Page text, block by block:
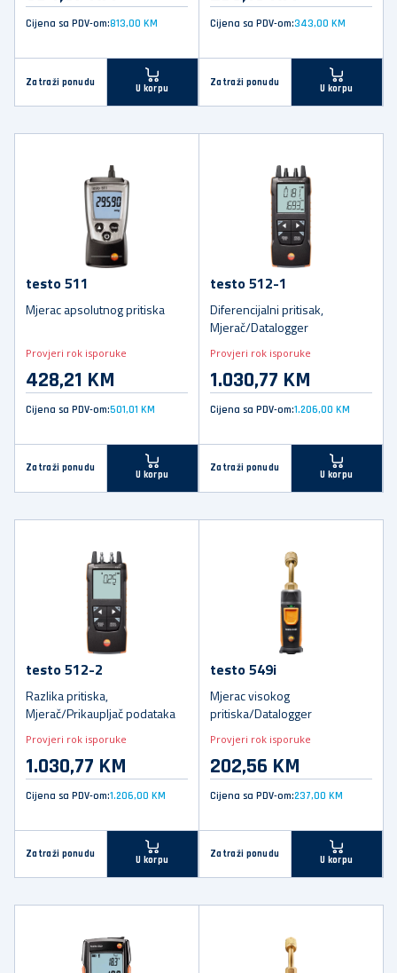
Cijena sa PDV-om:813,00 KM
Zatraži ponudu
U korpu
Cijena sa PDV-om:343,00 KM
Zatraži ponudu
U korpu
testo 511
Mjerac apsolutnog pritiska
Provjeri rok isporuke
428,21 KM
Cijena sa PDV-om:501,01 KM
Zatraži ponudu
U korpu
testo 512-1
Diferencijalni pritisak,
Mjerač/Datalogger
Provjeri rok isporuke
1.030,77 KM
Cijena sa PDV-om:1.206,00 KM
Zatraži ponudu
U korpu
testo 512-2
Razlika pritiska,
Mjerač/Prikaupljač podataka
Provjeri rok isporuke
1.030,77 KM
Cijena sa PDV-om:1.206,00 KM
Zatraži ponudu
U korpu
testo 549i
Mjerac visokog
pritiska/Datalogger
Provjeri rok isporuke
202,56 KM
Cijena sa PDV-om:237,00 KM
Zatraži ponudu
U korpu